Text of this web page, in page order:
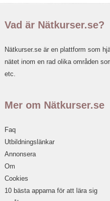
Vad är Nätkurser.se?
Nätkurser.se är en plattform som
nätet inom en rad olika områden
etc.
Mer om Nätkurser.se
Faq
Utbildningslänkar
Annonsera
Om
Cookies
10 bästa apparna för att lära sig